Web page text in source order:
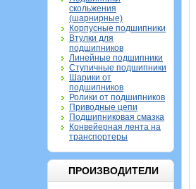
скольжения
(шарнирные)
Корпусные подшипники
Втулки для
подшипников
Линейные подшипники
Ступичные подшипники
Шарики от
подшипников
Ролики от подшипников
Приводные цепи
Подшипниковая смазка
Конвейерная лента на
транспортеры
ПРОИЗВОДИТЕЛИ